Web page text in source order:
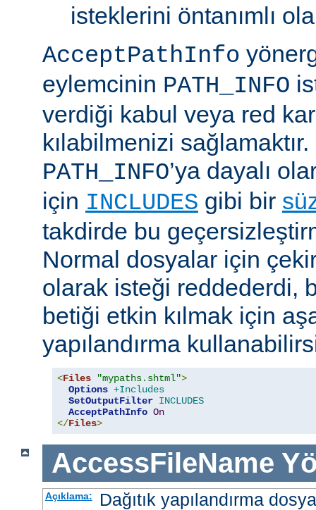
isteklerini öntanımlı
AcceptPathInfo
eylemcinin PATH_INFO
verdiği kabul veya red
kılabilmenizi
PATH_INFO’ya dayalı
için INCLUDES gibi bir
takdirde bu
Normal dosyalar için
olarak isteği reddederdi,
betiği etkin kılmak için
yapılandırma
<Files "mypaths.shtml">
Options +Includes
SetOutputFilter INCLUDES
AcceptPathInfo On
</Files>
AccessFileName
Açıklama: Dağıtık yapılandırma